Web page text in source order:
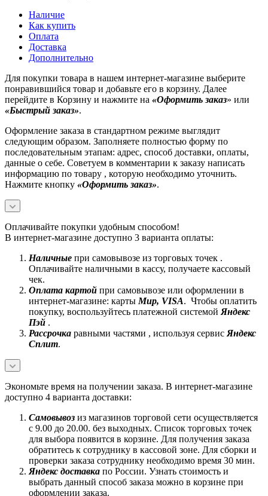
Наличие
Как купить
Оплата
Доставка
Дополнительно
Для покупки товара в нашем интернет-магазине выберите
понравившийся товар и добавьте его в корзину. Далее
перейдите в Корзину и нажмите на «Оформить заказ» или
«Быстрый заказ».
Оформление заказа в стандартном режиме выглядит
следующим образом. Заполняете полностью форму по
последовательным этапам: адрес, способ доставки, оплаты,
данные о себе. Советуем в комментарии к заказу написать
информацию по товару , которую необходимо уточнить.
Нажмите кнопку «Оформить заказ».
Оплачивайте покупки удобным способом!
В интернет-магазине доступно 3 варианта оплаты:
Наличные при самовывозе из торговых точек .
Оплачивайте наличными в кассу, получаете кассовый
чек.
Оплата картой при самовывозе или оформлении в
интернет-магазине: карты Mир, VISA. Чтобы оплатить
покупку, воспользуйтесь платежной системой Яндекс
Пэй .
Рассрочка равными частями , используя сервис Яндекс
Сплит.
Экономьте время на получении заказа. В интернет-магазине
доступно 4 варианта доставки:
Самовывоз из магазинов торговой сети осуществляется
с 9.00 до 20.00. без выходных. Список торговых точек
для выбора появится в корзине. Для получения заказа
обратитесь к сотруднику в кассовой зоне. Для сборки и
проверки заказа сотруднику необходимо время 30 мин.
Яндекс доставка по России. Узнать стоимость и
выбрать данный способ заказа можно в корзине при
оформлении заказа.